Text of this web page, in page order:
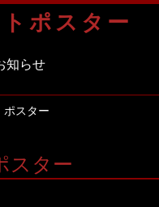
ポスター
知らせ
ポスター
スター